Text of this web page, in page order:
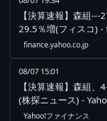
【決算速報】森組
29.5％増(フィスコ)
finance.yahoo.co.jp
08/07 15:01
【決算速報】森組
(株探ニュース) -
Yahoo!ファイナンス